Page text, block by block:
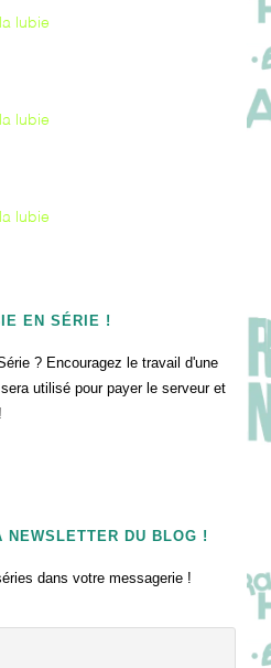
lubie
lubie
lubie
EN SÉRIE !
? Encouragez le travail d'une
utilisé pour payer le serveur et
NEWSLETTER DU BLOG !
dans votre messagerie !